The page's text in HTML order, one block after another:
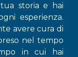
storia e hai
esperienza.
avere cura di
nel tempo
in cui hai